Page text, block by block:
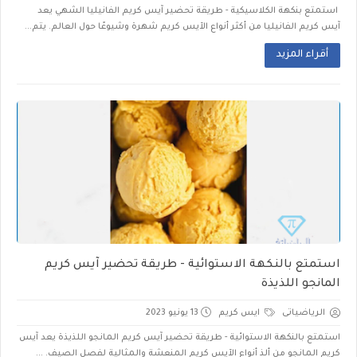
استمتع بنكهة الكلاسيكية - طريقة تحضير آيس كريم الفانيليا الشهي يعد
آيس كريم الفانيليا من أكثر أنواع الآيس كريم شهرة وشيوعًا حول العالم. يتم...
أقراء المزيد
استمتع بالنكهة الاستوائية - طريقة تحضير آيس كريم
المانجو اللذيذة
الرياضياتى ايس كريم 13 يونيو 2023
استمتع بالنكهة الاستوائية - طريقة تحضير آيس كريم المانجو اللذيذة يعد آيس
كريم المانجو من ألذ أنواع الآيس كريم المنعشة والمثالية لفصل الصيف. ...